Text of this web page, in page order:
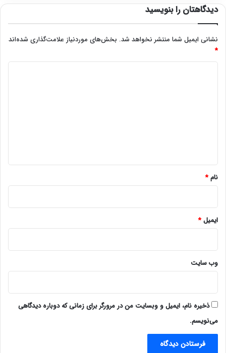
دیدگاهتان را بنویسید
نشانی ایمیل شما منتشر نخواهد شد. بخش‌های موردنیاز علامت‌گذاری شده‌اند
*
نام*
ایمیل*
وب‌ سایت
ذخیره نام، ایمیل و وبسایت من در مرورگر برای زمانی که دوباره دیدگاهی
می‌نویسم.